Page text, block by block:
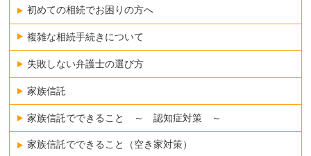
初めての相続でお困りの方へ
複雑な相続手続きについて
失敗しない弁護士の選び方
家族信託
家族信託でできること ～ 認知症対策 ～
家族信託でできること（空き家対策）